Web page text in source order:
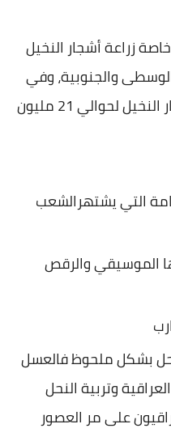
زراعة أشجار النخيل
والجنوبية، وفي
عام 2015م وصل تعداد أشجار النخيل لحوالي 21 مليون
التي يشتهرالشعب
الموسيقي والرقص
بشكل ملحوظ فالعسل
وتربية النحل
على مر العصور